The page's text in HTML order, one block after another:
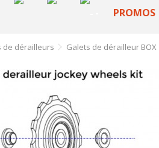
PROMOS
de dérailleurs Galets de dérailleur BOX